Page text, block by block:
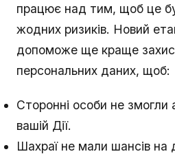
працює над тим, щоб це
жодних ризиків. Новий
допоможе ще краще
персональних даних, щоб:
Сторонні особи не змогли
вашій Дії.
Шахраї не мали шансів на